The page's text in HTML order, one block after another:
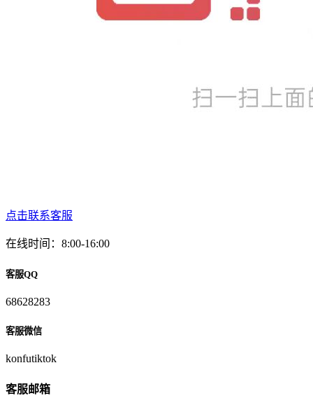
点击联系客服
在线时间：8:00-16:00
客服QQ
68628283
客服微信
konfutiktok
客服邮箱